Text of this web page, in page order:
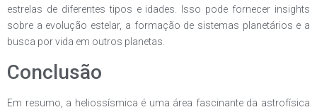
estrelas de diferentes tipos e idades. Isso pode fornecer insights
sobre a evolução estelar, a formação de sistemas planetários e a
busca por vida em outros planetas.
Conclusão
Em resumo, a heliossísmica é uma área fascinante da astrofísica